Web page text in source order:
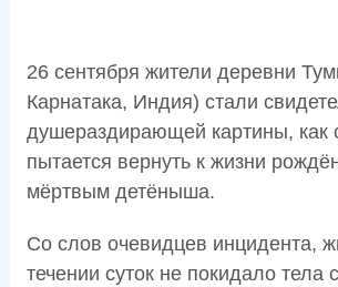
26 сентября жители деревни
Карнатака, Индия) стали
душераздирающей картины, как
пытается вернуть к жизни
мёртвым детёныша.
Со слов очевидцев инцидента,
течении суток не покидало тела